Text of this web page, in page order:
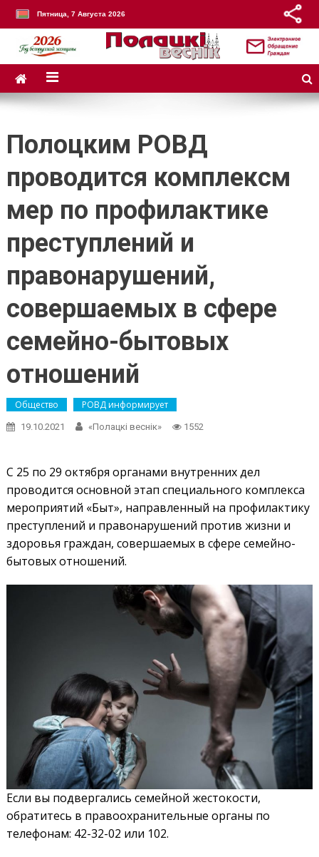
Пятница, 7 Августа 2026
Полоцким РОВД
проводится комплексм
мер по профилактике
преступлений и
правонарушений,
совершаемых в сфере
семейно-бытовых
отношений
Общество РОВД информирует
19.10.2021 «Полацкі веснік» 1552
С 25 по 29 октября органами внутренних дел
проводится основной этап специального комплекса
мероприятий «Быт», направленный на профилактику
преступлений и правонарушений против жизни и
здоровья граждан, совершаемых в сфере семейно-
бытовых отношений.
Если вы подвергались семейной жестокости,
обратитесь в правоохранительные органы по
телефонам: ­42-32-02 или 102.